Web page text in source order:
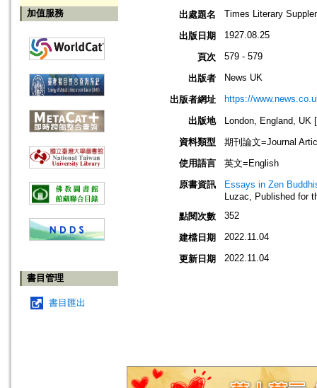
加值服務
書目管理
書目匯出
出處題名
Times Literary
出版日期 1927.08.25
頁次 579 - 579
出版者 News UK
出版者網址 https://
出版地
London, England, UK
資料類型
期刊論文=Journal
使用語言
英文=English
原書資訊
Essays in Zen
Luzac, Published for
點閱次數
352
建檔日期 2022.11.04
更新日期 2022.11.04